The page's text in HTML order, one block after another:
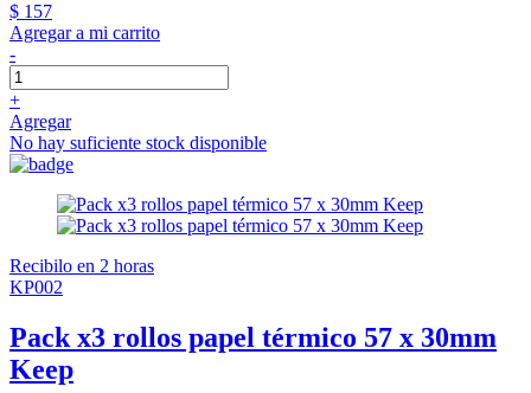
$ 157
Agregar a mi carrito
-
+
Agregar
No hay suficiente stock disponible
Recibilo en 2 horas
KP002
Pack x3 rollos papel térmico 57 x 30mm
Keep